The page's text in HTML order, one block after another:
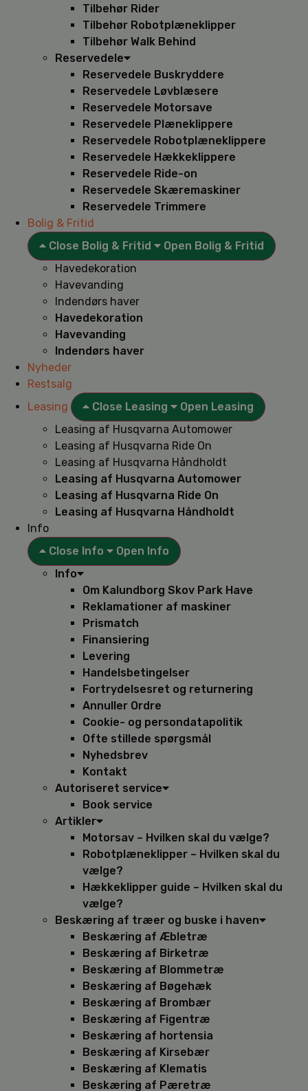
Tilbehør Rider
Tilbehør Robotplæneklipper
Tilbehør Walk Behind
Reservedele
Reservedele Buskryddere
Reservedele Løvblæsere
Reservedele Motorsave
Reservedele Plæneklippere
Reservedele Robotplæneklippere
Reservedele Hækkeklippere
Reservedele Ride-on
Reservedele Skæremaskiner
Reservedele Trimmere
Bolig & Fritid
Close Bolig & Fritid
Open Bolig & Fritid
Havedekoration
Havevanding
Indendørs haver
Havedekoration
Havevanding
Indendørs haver
Nyheder
Restsalg
Leasing
Close Leasing
Open Leasing
Leasing af Husqvarna Automower
Leasing af Husqvarna Ride On
Leasing af Husqvarna Håndholdt
Leasing af Husqvarna Automower
Leasing af Husqvarna Ride On
Leasing af Husqvarna Håndholdt
Info
Close Info
Open Info
Info
Om Kalundborg Skov Park Have
Reklamationer af maskiner
Prismatch
Finansiering
Levering
Handelsbetingelser
Fortrydelsesret og returnering
Annuller Ordre
Cookie- og persondatapolitik
Ofte stillede spørgsmål
Nyhedsbrev
Kontakt
Autoriseret service
Book service
Artikler
Motorsav – Hvilken skal du vælge?
Robotplæneklipper – Hvilken skal du
vælge?
Hækkeklipper guide – Hvilken skal du
vælge?
Beskæring af træer og buske i haven
Beskæring af Æbletræ
Beskæring af Birketræ
Beskæring af Blommetræ
Beskæring af Bøgehæk
Beskæring af Brombær
Beskæring af Figentræ
Beskæring af hortensia
Beskæring af Kirsebær
Beskæring af Klematis
Beskæring af Pæretræ